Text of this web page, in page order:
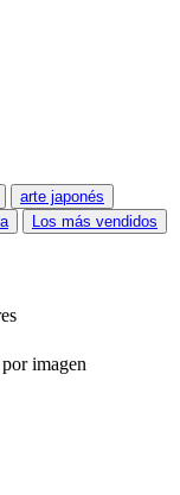
arte japonés
Los más vendidos
imagen